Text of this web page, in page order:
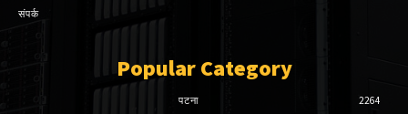
संपर्क
Popular Category
पटना
2264